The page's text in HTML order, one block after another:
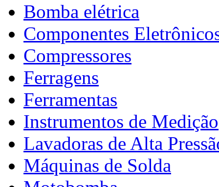
Bomba elétrica
Componentes
Compressores
Ferragens
Ferramentas
Instrumentos de Medição
Lavadoras de Alta
Máquinas de Solda